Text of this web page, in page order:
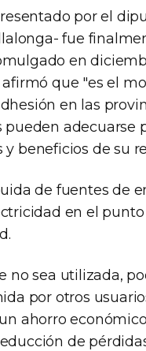
por el
fue
en
que "es el
en las
pueden
beneficios de su
de fuentes de
en el
no sea utilizada,
por otros
ahorro
de